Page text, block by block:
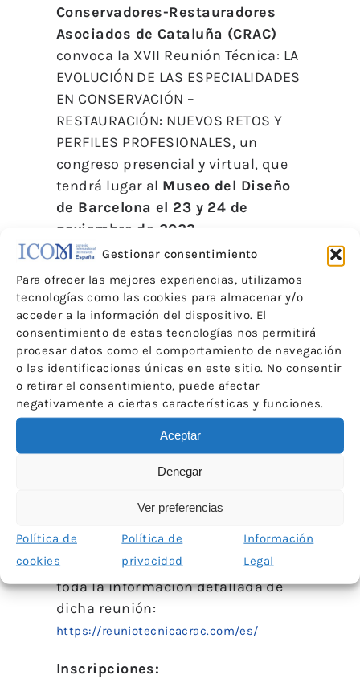
Gestionar consentimiento
Para ofrecer las mejores experiencias, utilizamos
tecnologías como las cookies para almacenar y/o
acceder a la información del dispositivo. El
consentimiento de estas tecnologías nos permitirá
procesar datos como el comportamiento de navegación
o las identificaciones únicas en este sitio. No consentir
o retirar el consentimiento, puede afectar
negativamente a ciertas características y funciones.
Aceptar
Denegar
Ver preferencias
Política de
cookies
Política de
privacidad
Información
Legal
Conservadores-Restauradores
Asociados de Cataluña (CRAC)
convoca la XVII Reunión Técnica: LA
EVOLUCIÓN DE LAS ESPECIALIDADES
EN CONSERVACIÓN –
RESTAURACIÓN: NUEVOS RETOS Y
PERFILES PROFESIONALES, un
congreso presencial y virtual, que
tendrá lugar al Museo del Diseño
de Barcelona el 23 y 24 de
noviembre de 2023.
tendencia a la sostenibilidad, los
nuevos materiales, los formatos
atípicos y los efímeros, las
colecciones singulares o los
espacios patrimoniales, entre
otros, transforman y hacen
aparecer nuevas especialidades,
fomentan intervenciones
exploradas y amplían los campos
de formación y de investigación
En el siguiente enlace encontraréis
toda la información detallada de
dicha reunión:
https://reuniotecnicacrac.com/es/
Inscripciones: